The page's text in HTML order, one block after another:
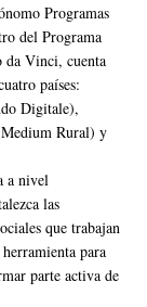
Programas
del Programa
da Vinci, cuenta
países:
Digitale),
Rural) y
a nivel
las
que trabajan
para
parte activa de